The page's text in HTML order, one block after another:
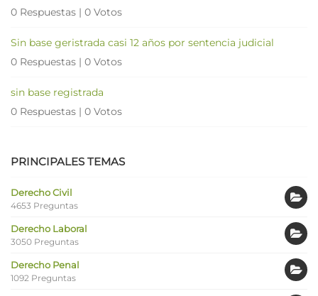
0 Respuestas | 0 Votos
Sin base geristrada casi 12 años por sentencia judicial
0 Respuestas | 0 Votos
sin base registrada
0 Respuestas | 0 Votos
PRINCIPALES TEMAS
Derecho Civil
4653 Preguntas
Derecho Laboral
3050 Preguntas
Derecho Penal
1092 Preguntas